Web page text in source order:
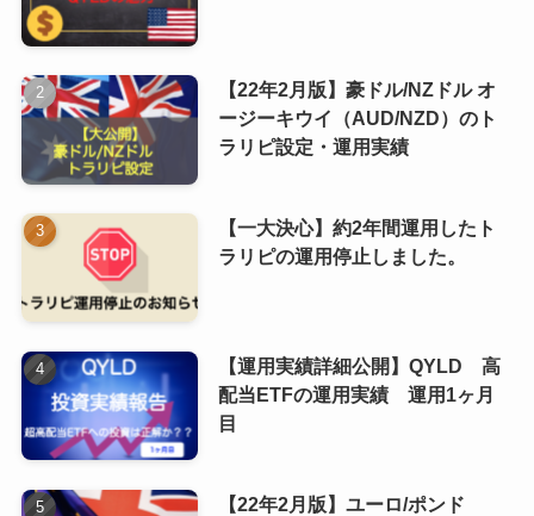
【22年2月版】豪ドル/NZドル オ
ージーキウイ（AUD/NZD）のト
ラリピ設定・運用実績
【一大決心】約2年間運用したト
ラリピの運用停止しました。
【運用実績詳細公開】QYLD 高
配当ETFの運用実績 運用1ヶ月
目
【22年2月版】ユーロ/ポンド